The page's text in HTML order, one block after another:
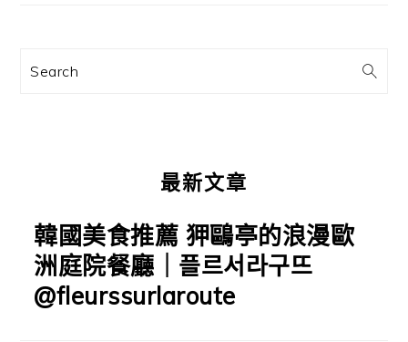
訊
Search
最新文章
韓國美食推薦 狎鷗亭的浪漫歐
洲庭院餐廳｜플르서라구뜨
@fleurssurlaroute